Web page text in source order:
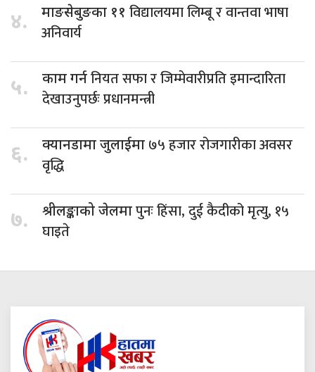
४. माङसेबुङका ११ विद्यालयमा लिम्बू र वान्तवा भाषा
अनिवार्य
५. काम गर्ननियत सफा र जिम्मेवारीप्रति इमान्दारिता
देखाउनुपर्छः प्रधानमन्त्री
६. क्यानडामा जुलाईमा ७५ हजार रोजगारीका अवसर
वृद्धि
७. श्रीलङ्काको जेलमापुनः हिंसा, दुई कैदीको मृत्यु, १५
घाइते